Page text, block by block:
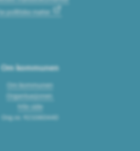
Se politiske møter
Om kommunen
Om kommunen
Organisasjonen
Org.nr. 921060440